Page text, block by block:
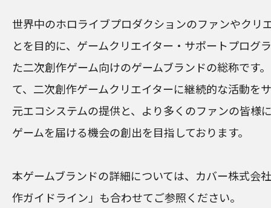
世界中のホロライブプロダクションのファンやクリ
とを目的に、ゲームクリエイター・サポートプログ
た二次創作ゲーム向けのゲームブランドの総称です
て、二次創作ゲームクリエイターに継続的な活動を
元エコシステムの提供と、より多くのファンの皆様
ゲームを届ける機会の創出を目指しております。
本ゲームブランドの詳細については、カバー株式会
作ガイドライン」も合わせてご参照ください。